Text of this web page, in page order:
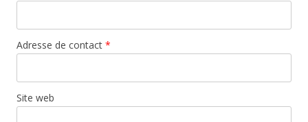
Adresse de contact *
Site web